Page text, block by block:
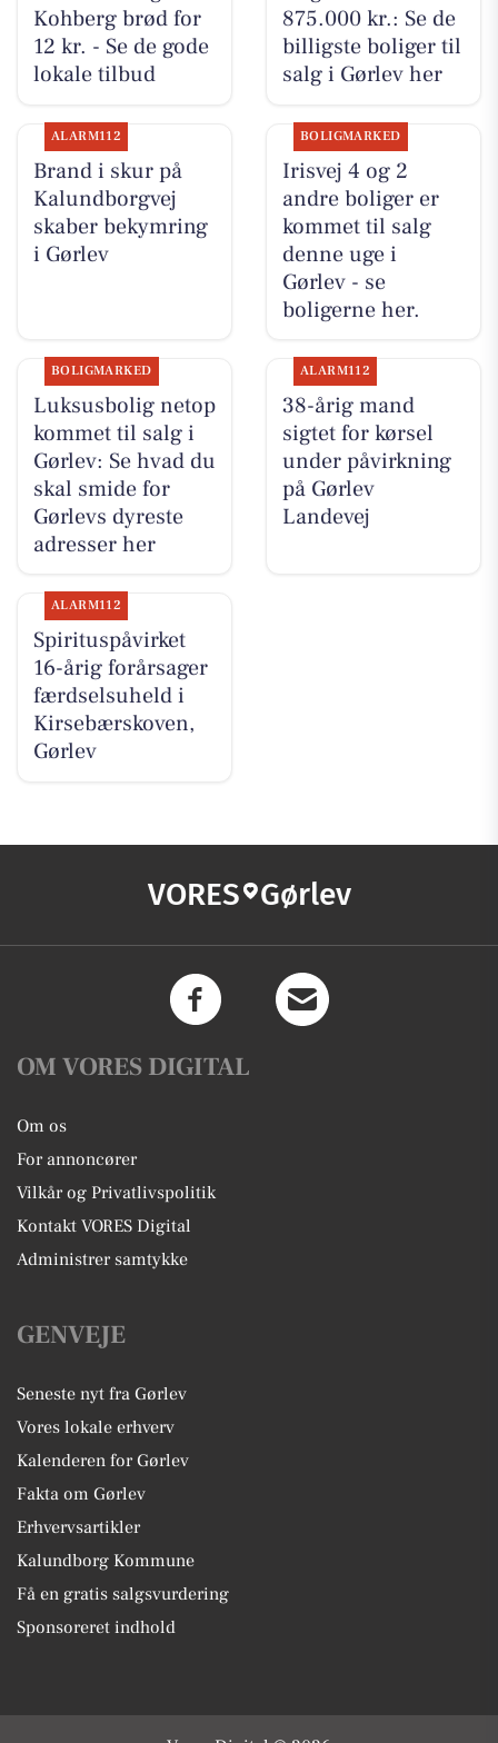
Kohberg brød for
12 kr. - Se de gode
lokale tilbud
875.000 kr.: Se de
billigste boliger til
salg i Gørlev her
ALARM112
Brand i skur på
Kalundborgvej
skaber bekymring
i Gørlev
BOLIGMARKED
Irisvej 4 og 2
andre boliger er
kommet til salg
denne uge i
Gørlev - se
boligerne her.
BOLIGMARKED
Luksusbolig netop
kommet til salg i
Gørlev: Se hvad du
skal smide for
Gørlevs dyreste
adresser her
ALARM112
38-årig mand
sigtet for kørsel
under påvirkning
på Gørlev
Landevej
ALARM112
Spirituspåvirket
16-årig forårsager
færdselsuheld i
Kirsebærskoven,
Gørlev
VORES Gørlev
OM VORES DIGITAL
Om os
For annoncører
Vilkår og Privatlivspolitik
Kontakt VORES Digital
Administrer samtykke
GENVEJE
Seneste nyt fra Gørlev
Vores lokale erhverv
Kalenderen for Gørlev
Fakta om Gørlev
Erhvervsartikler
Kalundborg Kommune
Få en gratis salgsvurdering
Sponsoreret indhold